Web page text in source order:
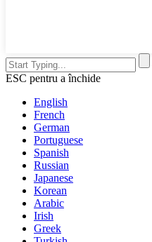
ESC pentru a închide
English
French
German
Portuguese
Spanish
Russian
Japanese
Korean
Arabic
Irish
Greek